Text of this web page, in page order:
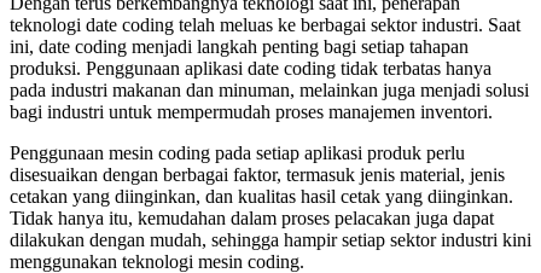
teknologi date coding telah meluas ke berbagai sektor industri. Saat
ini, date coding menjadi langkah penting bagi setiap tahapan
produksi. Penggunaan aplikasi date coding tidak terbatas hanya
pada industri makanan dan minuman, melainkan juga menjadi solusi
bagi industri untuk mempermudah proses manajemen inventori.
Penggunaan mesin coding pada setiap aplikasi produk perlu
disesuaikan dengan berbagai faktor, termasuk jenis material, jenis
cetakan yang diinginkan, dan kualitas hasil cetak yang diinginkan.
Tidak hanya itu, kemudahan dalam proses pelacakan juga dapat
dilakukan dengan mudah, sehingga hampir setiap sektor industri kini
menggunakan teknologi mesin coding.